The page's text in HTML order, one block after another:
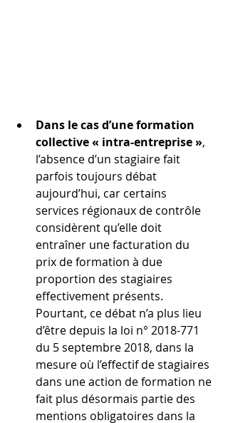
Dans le cas d’une formation
collective « intra-entreprise »,
l’absence d’un stagiaire fait
parfois toujours débat
aujourd’hui, car certains
services régionaux de contrôle
considèrent qu’elle doit
entraîner une facturation du
prix de formation à due
proportion des stagiaires
effectivement présents.
Pourtant, ce débat n’a plus lieu
d’être depuis la loi n° 2018-771
du 5 septembre 2018, dans la
mesure où l’effectif de stagiaires
dans une action de formation ne
fait plus désormais partie des
mentions obligatoires dans la